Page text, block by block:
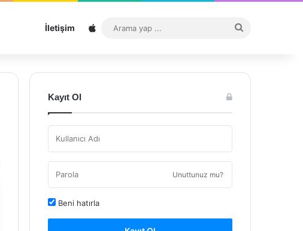
İletişim Sitemap
...
Kayıt Ol
Unuttunuz mu?
Beni hatırla